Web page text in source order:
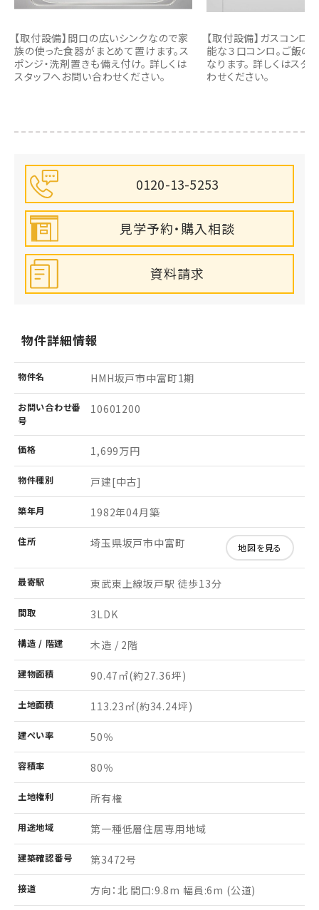
【取付設備】間口の広いシンクなので家
族の使った食器がまとめて置けます。ス
ポンジ・洗剤置きも備え付け。 詳しくは
スタッフへお問い合わせください。
【取付設備】ガスコンロ
能な３口コンロ。ご飯の
なります。 詳しくはスタ
わせください。
0120-13-5253
見学予約・購入相談
資料請求
物件詳細情報
物件名 HMH坂戸市中富町1期
お問い合わせ番
号
10601200
価格 1,699万円
物件種別 戸建[中古]
築年月 1982年04月築
住所 埼玉県坂戸市中富町 地図を見る
最寄駅 東武東上線坂戸駅 徒歩13分
間取 3LDK
構造 / 階建 木造 / 2階
建物面積 90.47㎡(約27.36坪)
土地面積 113.23㎡(約34.24坪)
建ぺい率 50％
容積率 80％
土地権利 所有権
用途地域 第一種低層住居専用地域
建築確認番号 第3472号
接道 方向：北 間口:9.8m 幅員:6m (公道)